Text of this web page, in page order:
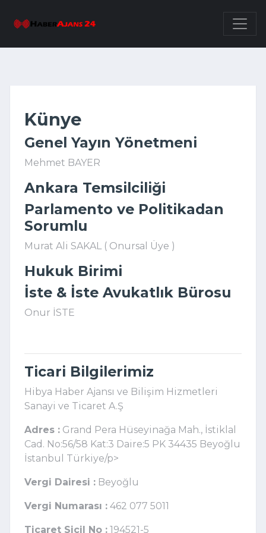
Künye
Genel Yayın Yönetmeni
Mehmet BAYER
Ankara Temsilciliği
Parlamento ve Politikadan
Sorumlu
Murat Ali SAKAL ( Onursal Üye )
Hukuk Birimi
İste & İste Avukatlık Bürosu
Onur İSTE
Ticari Bilgilerimiz
Hibya Haber Ajansı ve Bilişim Hizmetleri
Sanayi ve Ticaret A.Ş
Adres : Grand Pera Hüseyinağa Mah., İstiklal
Cad. No:56/58 Kat:3 Daire:5 PK 34435 Beyoğlu
İstanbul Türkiye/p>
Vergi Dairesi : Beyoğlu
Vergi Numarası : 462 077 5011
Ticaret Sicil No : 194521-5